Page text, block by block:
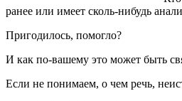
ранее или имеет сколь-нибудь
Пригодилось, помогло?
И как по-вашему это может быть
Если не понимаем, о чем речь,